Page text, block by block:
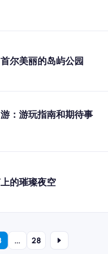
尔美丽的岛屿公园
：游玩指南和期待事
的璀璨夜空
... 28